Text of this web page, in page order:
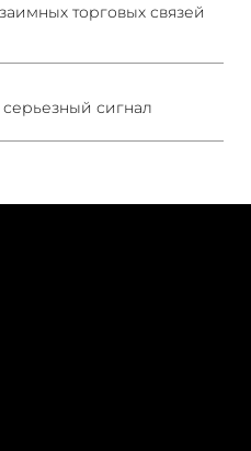
торговых связей
сигнал